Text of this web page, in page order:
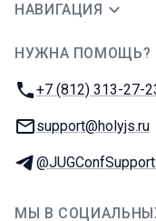
НАВИГАЦИЯ
НУЖНА ПОМОЩЬ?
Телефон:
+7 (812) 313-27-
E-mail:
support@holyjs.ru
Телеграм:
МЫ В